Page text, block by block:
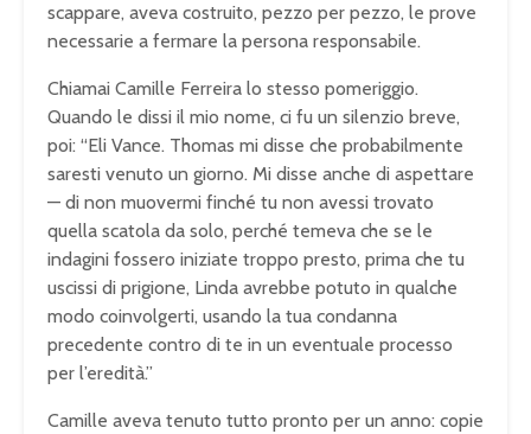
scappare, aveva costruito, pezzo per pezzo, le prove
necessarie a fermare la persona responsabile.
Chiamai Camille Ferreira lo stesso pomeriggio.
Quando le dissi il mio nome, ci fu un silenzio breve,
poi: “Eli Vance. Thomas mi disse che probabilmente
saresti venuto un giorno. Mi disse anche di aspettare
— di non muovermi finché tu non avessi trovato
quella scatola da solo, perché temeva che se le
indagini fossero iniziate troppo presto, prima che tu
uscissi di prigione, Linda avrebbe potuto in qualche
modo coinvolgerti, usando la tua condanna
precedente contro di te in un eventuale processo
per l’eredità.”
Camille aveva tenuto tutto pronto per un anno: copie